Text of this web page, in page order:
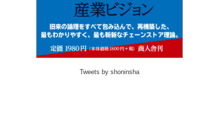
Tweets by shoninsha